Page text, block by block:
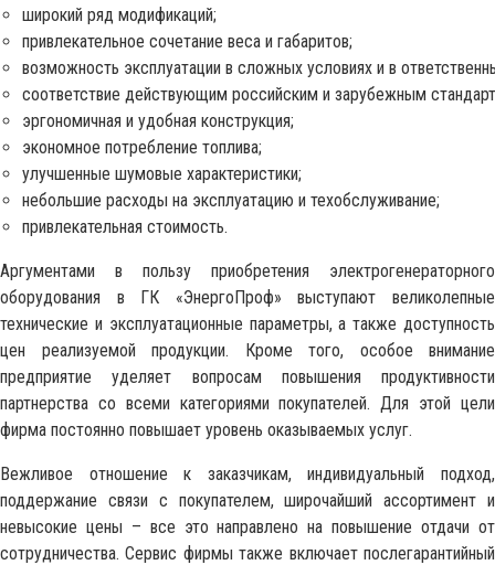
широкий ряд модификаций;
привлекательное сочетание веса и габаритов;
возможность эксплуатации в сложных условиях и в
соответствие действующим российским и зарубежным
эргономичная и удобная конструкция;
экономное потребление топлива;
улучшенные шумовые характеристики;
небольшие расходы на эксплуатацию и техобслуживание;
привлекательная стоимость.
Аргументами в пользу приобретения электрогенераторного
оборудования в ГК «ЭнергоПроф» выступают великолепные
технические и эксплуатационные параметры, а также доступность
цен реализуемой продукции. Кроме того, особое внимание
предприятие уделяет вопросам повышения продуктивности
партнерства со всеми категориями покупателей. Для этой цели
фирма постоянно повышает уровень оказываемых услуг.
Вежливое отношение к заказчикам, индивидуальный подход,
поддержание связи с покупателем, широчайший ассортимент и
невысокие цены – все это направлено на повышение отдачи от
сотрудничества. Сервис фирмы также включает послегарантийный